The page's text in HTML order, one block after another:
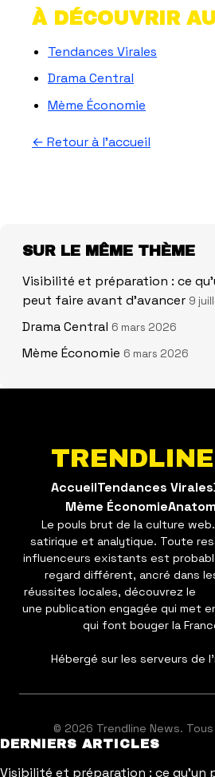
À DÉCOUVRIR
Tendances Virales
Drama Central
Mème Économie
← Retour à l'accueil
SUR LE MÊME THÈME
Visibilité et préparation : ce
peut faire avant d'avancer 9
Drama Central 6 mars 2026
Mème Économie 6 mars 2026
AccueilTendances Virales
Mème Économie
Le pouls brut de la culture
satirique et analytique. Toute
influenceurs existants est
regard différent, ancré dans
réussites locales, découvrez le
une publication engagée qui met
qui font bouger la
Hébergé sur les serveurs de
© 2026 Trendline News.
DERNIERS ARTICLES
Visibilité et préparation : ce qu'un